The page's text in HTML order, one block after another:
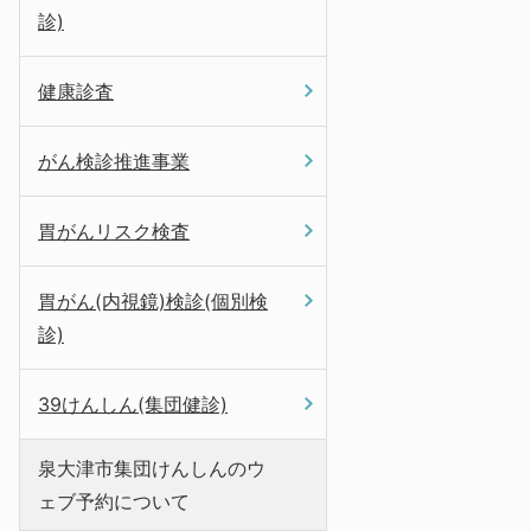
診)
健康診査
がん検診推進事業
胃がんリスク検査
胃がん(内視鏡)検診(個別検
診)
39けんしん(集団健診)
泉大津市集団けんしんのウ
ェブ予約について